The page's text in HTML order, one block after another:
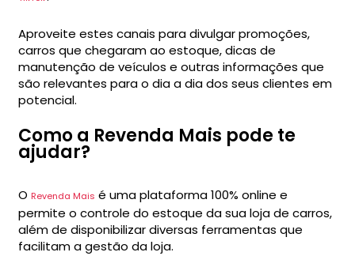
Aproveite estes canais para divulgar promoções,
carros que chegaram ao estoque, dicas de
manutenção de veículos e outras informações que
são relevantes para o dia a dia dos seus clientes em
potencial.
Como a Revenda Mais pode te
ajudar?
O Revenda Mais é uma plataforma 100% online e
permite o controle do estoque da sua loja de carros,
além de disponibilizar diversas ferramentas que
facilitam a gestão da loja.